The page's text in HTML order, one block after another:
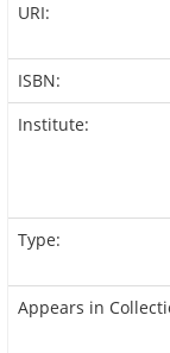
URI:
ISBN:
Institute:
Type:
Appears in